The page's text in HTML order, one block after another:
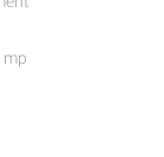
mp